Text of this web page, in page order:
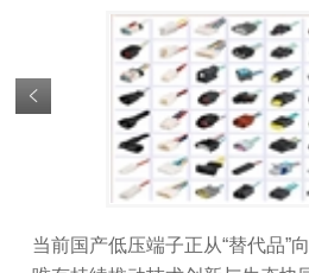
当前国产低压端子正从“替代品”